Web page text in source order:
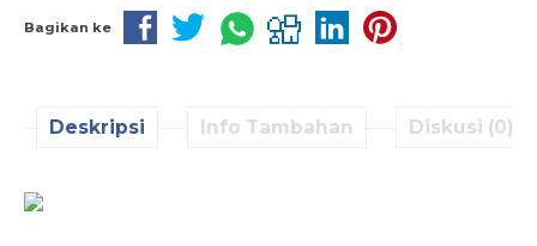
Bagikan ke
Deskripsi Info Tambahan Diskusi (0)